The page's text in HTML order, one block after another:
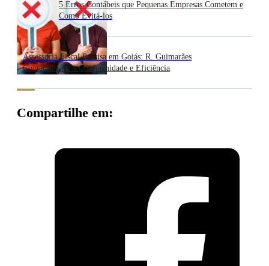
5 Erros Contábeis que Pequenas Empresas Cometem e
Como Evitá-los
Assessoria Fiscal Precisa em Goiás: R. Guimarães
Contabilidade – Conformidade e Eficiência
Compartilhe em: